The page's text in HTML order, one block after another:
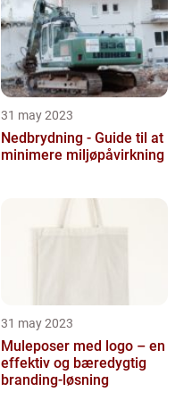
31 may 2023
Nedbrydning - Guide til at
minimere miljøpåvirkning
31 may 2023
Muleposer med logo – en
effektiv og bæredygtig
branding-løsning